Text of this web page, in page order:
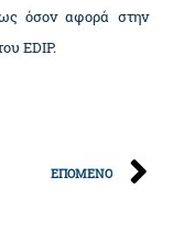
όσον αφορά στην
EDIP.
ΕΠΟΜΕΝΟ